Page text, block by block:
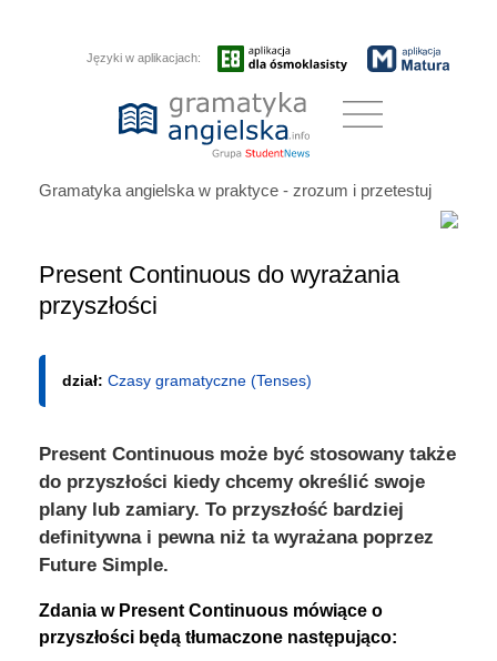
Języki w aplikacjach:
Gramatyka angielska w praktyce - zrozum i przetestuj
Present Continuous do wyrażania
przyszłości
dział: Czasy gramatyczne (Tenses)
Present Continuous może być stosowany także
do przyszłości kiedy chcemy określić swoje
plany lub zamiary. To przyszłość bardziej
definitywna i pewna niż ta wyrażana poprzez
Future Simple.
Zdania w Present Continuous mówiące o
przyszłości będą tłumaczone następująco: